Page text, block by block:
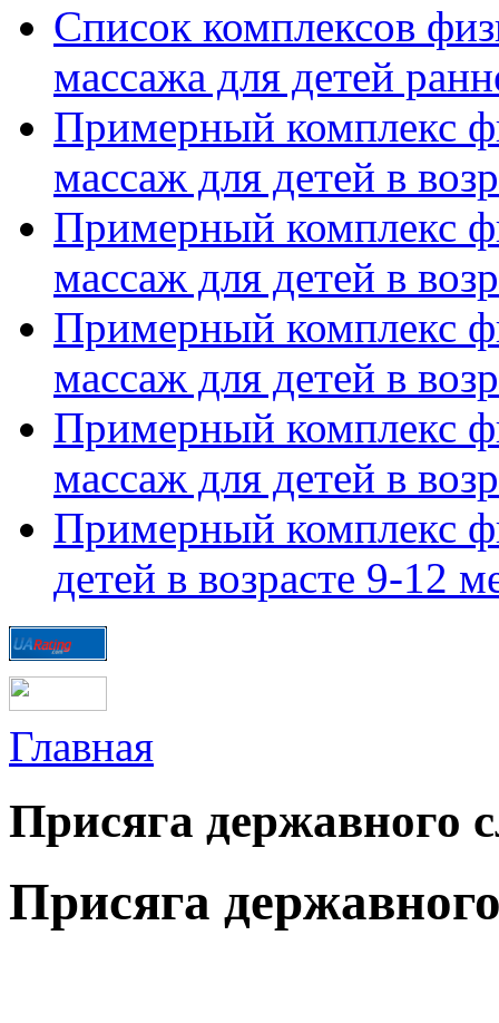
Список комплексов
массажа для детей
Примерный комплекс
массаж для детей в
Примерный комплекс
массаж для детей в
Примерный комплекс
массаж для детей в
Примерный комплекс
массаж для детей в
Примерный комплекс
детей в возрасте 9-12
Главная
Присяга державного
Присяга